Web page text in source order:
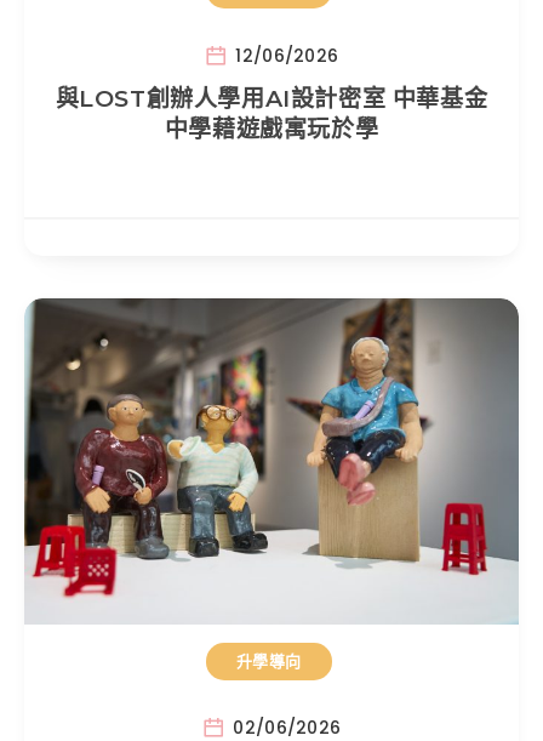
12/06/2026
與LOST創辦人學用AI設計密室 中華基金
中學藉遊戲寓玩於學
升學導向
02/06/2026